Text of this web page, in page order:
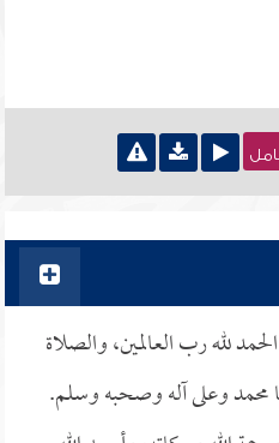
لله رب العالمين، والصلاة
محمد وعلى آله وصحبه وسلم.